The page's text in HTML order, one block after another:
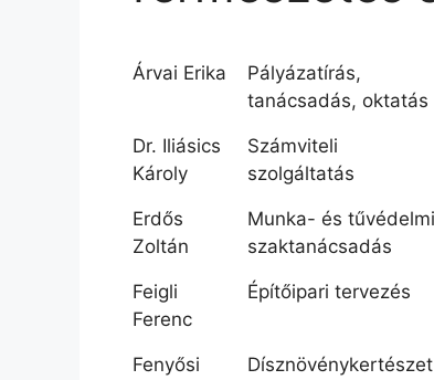
Árvai Erika
Pályázatírás,
tanácsadás, oktatás
Dr. Iliásics
Károly
Számviteli
szolgáltatás
Erdős
Zoltán
Munka- és tűvédelmi
szaktanácsadás
Feigli
Ferenc
Építőipari tervezés
Fenyősi
Dísznövénykertészet